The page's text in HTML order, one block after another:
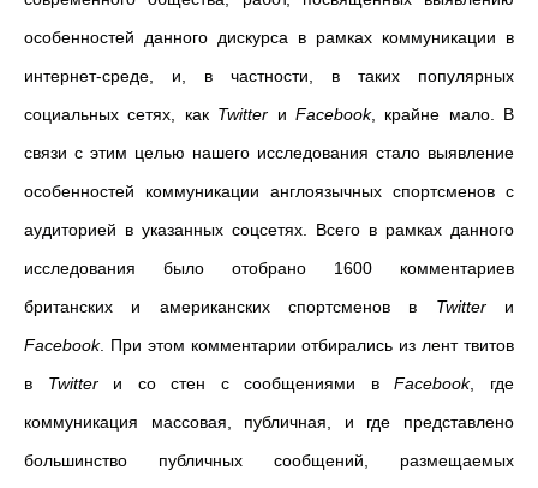
особенностей данного дискурса в рамках коммуникации в
интернет-среде, и, в частности, в таких популярных
социальных сетях, как Twitter и Facebook, крайне мало. В
связи с этим целью нашего исследования стало выявление
особенностей коммуникации англоязычных спортсменов с
аудиторией в указанных соцсетях. Всего в рамках данного
исследования было отобрано 1600 комментариев
британских и американских спортсменов в Twitterи
Facebook. При этом комментарии отбирались из лент твитов
в Twitterи со стен с сообщениями вFacebook, где
коммуникация массовая, публичная, и где представлено
большинство публичных сообщений, размещаемых